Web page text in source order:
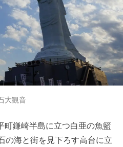
大観音
町鎌崎半島に立つ白亜の魚籃
の海と街を見下ろす高台に立